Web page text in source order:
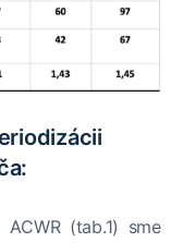
(tab.1) sme